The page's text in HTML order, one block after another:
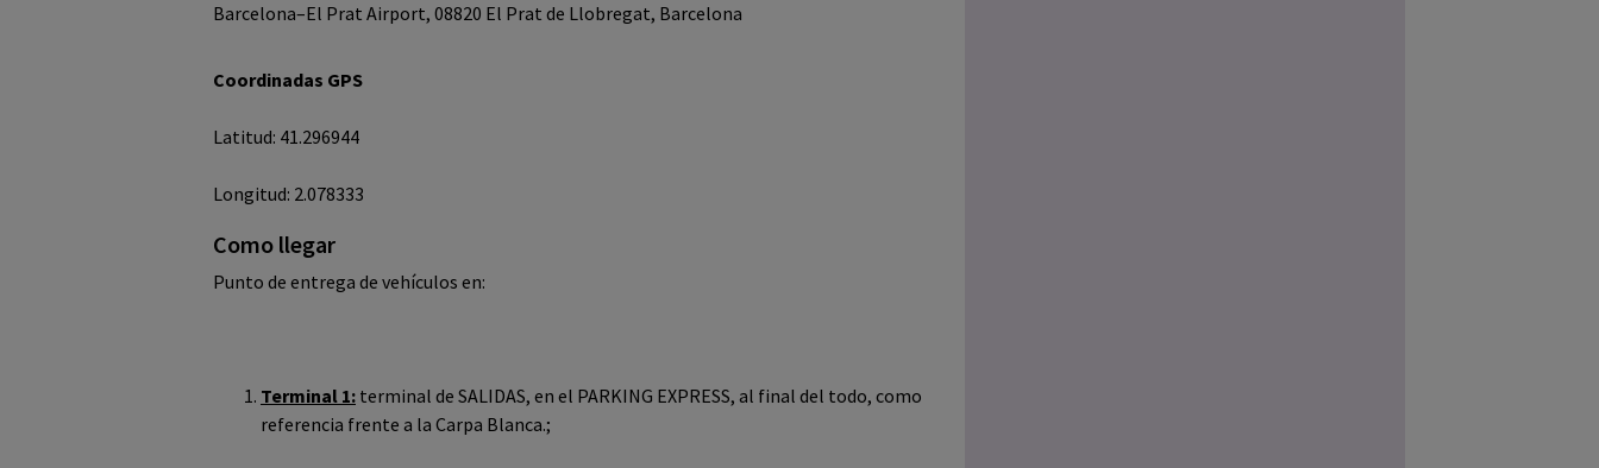
Barcelona–El Prat Airport, 08820 El Prat de Llobregat, Barcelona
Coordinadas GPS
Latitud: 41.296944
Longitud: 2.078333
Como llegar
Punto de entrega de vehículos en:
Terminal 1: terminal de SALIDAS, en el PARKING EXPRESS, al final del todo, como
referencia frente a la Carpa Blanca.;